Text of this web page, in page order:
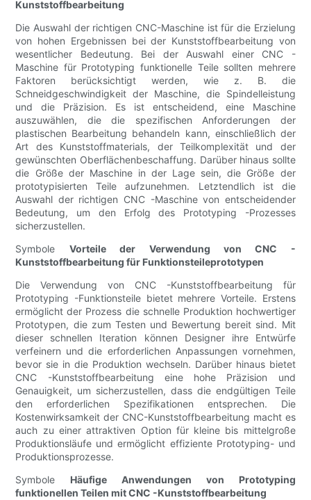
Kunststoffbearbeitung
Die Auswahl der richtigen CNC-Maschine ist für die Erzielung
von hohen Ergebnissen bei der Kunststoffbearbeitung von
wesentlicher Bedeutung. Bei der Auswahl einer CNC -
Maschine für Prototyping funktionelle Teile sollten mehrere
Faktoren berücksichtigt werden, wie z. B. die
Schneidgeschwindigkeit der Maschine, die Spindelleistung
und die Präzision. Es ist entscheidend, eine Maschine
auszuwählen, die die spezifischen Anforderungen der
plastischen Bearbeitung behandeln kann, einschließlich der
Art des Kunststoffmaterials, der Teilkomplexität und der
gewünschten Oberflächenbeschaffung. Darüber hinaus sollte
die Größe der Maschine in der Lage sein, die Größe der
prototypisierten Teile aufzunehmen. Letztendlich ist die
Auswahl der richtigen CNC -Maschine von entscheidender
Bedeutung, um den Erfolg des Prototyping -Prozesses
sicherzustellen.
Symbole Vorteile der Verwendung von CNC -
Kunststoffbearbeitung für Funktionsteileprototypen
Die Verwendung von CNC -Kunststoffbearbeitung für
Prototyping -Funktionsteile bietet mehrere Vorteile. Erstens
ermöglicht der Prozess die schnelle Produktion hochwertiger
Prototypen, die zum Testen und Bewertung bereit sind. Mit
dieser schnellen Iteration können Designer ihre Entwürfe
verfeinern und die erforderlichen Anpassungen vornehmen,
bevor sie in die Produktion wechseln. Darüber hinaus bietet
CNC -Kunststoffbearbeitung eine hohe Präzision und
Genauigkeit, um sicherzustellen, dass die endgültigen Teile
den erforderlichen Spezifikationen entsprechen. Die
Kostenwirksamkeit der CNC-Kunststoffbearbeitung macht es
auch zu einer attraktiven Option für kleine bis mittelgroße
Produktionsläufe und ermöglicht effiziente Prototyping- und
Produktionsprozesse.
Symbole Häufige Anwendungen von Prototyping
funktionellen Teilen mit CNC -Kunststoffbearbeitung